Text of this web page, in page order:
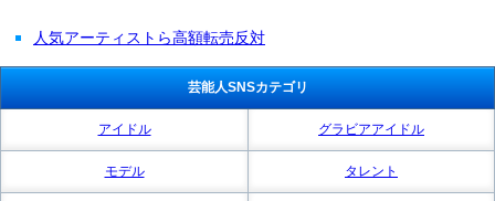
人気アーティストら高額転売反対
芸能人SNSカテゴリ
アイドル グラビアアイドル
モデル タレント